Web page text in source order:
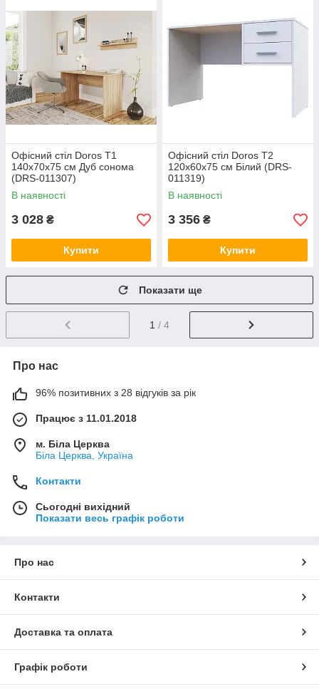
Офісний стіл Doros Т1
140х70х75 см Дуб cонома
(DRS-011307)
В наявності
3 028 ₴
Купити
Офісний стіл Doros Т2
120х60х75 см Білий (DRS-
011319)
В наявності
3 356 ₴
Купити
Показати ще
1 / 4
Про нас
96% позитивних з 28 відгуків за рік
Працює з 11.01.2018
м. Біла Церква
Біла Церква, Україна
Контакти
Сьогодні вихідний
Показати весь графік роботи
Про нас
Контакти
Доставка та оплата
Графік роботи